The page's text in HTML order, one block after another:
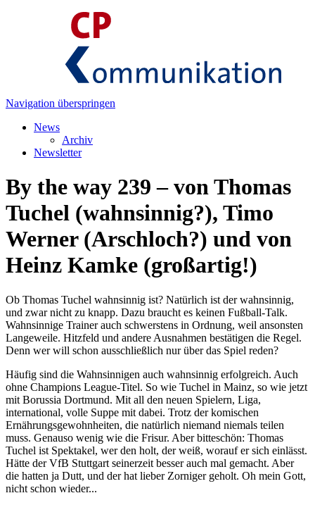
Navigation überspringen
News
Archiv
Newsletter
By the way 239 – von Thomas
Tuchel (wahnsinnig?), Timo
Werner (Arschloch?) und von
Heinz Kamke (großartig!)
Ob Thomas Tuchel wahnsinnig ist? Natürlich ist der wahnsinnig,
und zwar nicht zu knapp. Dazu braucht es keinen Fußball-Talk.
Wahnsinnige Trainer auch schwerstens in Ordnung, weil ansonsten
Langeweile. Hitzfeld und andere Ausnahmen bestätigen die Regel.
Denn wer will schon ausschließlich nur über das Spiel reden?
Häufig sind die Wahnsinnigen auch wahnsinnig erfolgreich. Auch
ohne Champions League-Titel. So wie Tuchel in Mainz, so wie jetzt
mit Borussia Dortmund. Mit all den neuen Spielern, Liga,
international, volle Suppe mit dabei. Trotz der komischen
Ernährungsgewohnheiten, die natürlich niemand niemals teilen
muss. Genauso wenig wie die Frisur. Aber bitteschön: Thomas
Tuchel ist Spektakel, wer den holt, der weiß, worauf er sich einlässt.
Hätte der VfB Stuttgart seinerzeit besser auch mal gemacht. Aber
die hatten ja Dutt, und der hat lieber Zorniger geholt. Oh mein Gott,
nicht schon wieder...